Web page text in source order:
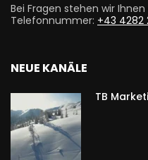
Bei Fragen stehen wir
Telefonnummer: +43 4282
NEUE KANÄLE
TB